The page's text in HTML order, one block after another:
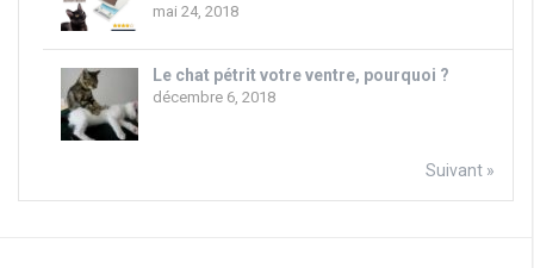
mai 24, 2018
Le chat pétrit votre ventre, pourquoi ?
décembre 6, 2018
Suivant »